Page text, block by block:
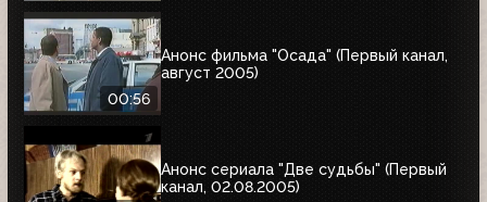
00:56
Анонс фильма "Осада" (Первый канал,
август 2005)
Анонс сериала "Две судьбы" (Первый
канал, 02.08.2005)